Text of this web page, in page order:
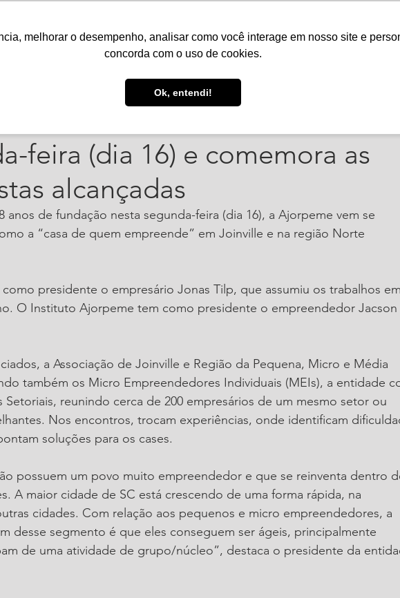
melhorar o desempenho, analisar como você interage em nosso site e
concorda com o uso de cookies.
Ok, entendi!
Serviços Notícias Agenda
feira (dia 16) e comemora as
alcançadas
anos de fundação nesta segunda-feira (dia 16), a Ajorpeme vem se
a “casa de quem empreende” em Joinville e na região Norte
presidente o empresário Jonas Tilp, que assumiu os trabalhos em
O Instituto Ajorpeme tem como presidente o empreendedor Jacson
a Associação de Joinville e Região da Pequena, Micro e Média
também os Micro Empreendedores Individuais (MEIs), a entidade
Setoriais, reunindo cerca de 200 empresários de um mesmo setor ou
Nos encontros, trocam experiências, onde identificam
soluções para os cases.
possuem um povo muito empreendedor e que se reinventa dentro
A maior cidade de SC está crescendo de uma forma rápida, na
cidades. Com relação aos pequenos e micro empreendedores, a
desse segmento é que eles conseguem ser ágeis, principalmente
de uma atividade de grupo/núcleo”, destaca o presidente da